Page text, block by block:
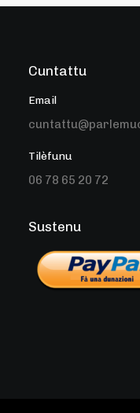
Cuntattu
Email
Tilèfunu
06 78 65 20 72
Sustenu